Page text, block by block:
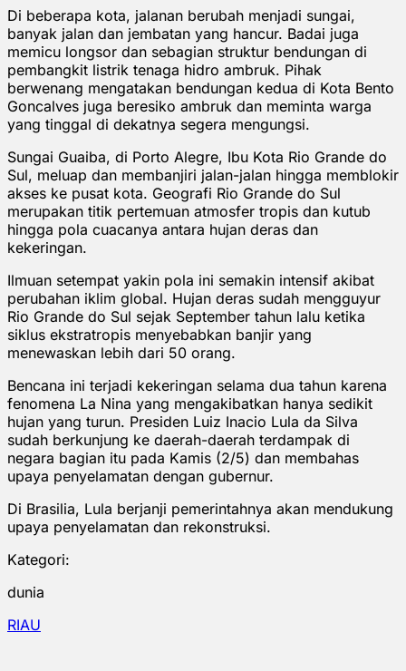
Di beberapa kota, jalanan berubah menjadi sungai,
banyak jalan dan jembatan yang hancur. Badai juga
memicu longsor dan sebagian struktur bendungan di
pembangkit listrik tenaga hidro ambruk. Pihak
berwenang mengatakan bendungan kedua di Kota Bento
Goncalves juga beresiko ambruk dan meminta warga
yang tinggal di dekatnya segera mengungsi.
Sungai Guaiba, di Porto Alegre, Ibu Kota Rio Grande do
Sul, meluap dan membanjiri jalan-jalan hingga memblokir
akses ke pusat kota. Geografi Rio Grande do Sul
merupakan titik pertemuan atmosfer tropis dan kutub
hingga pola cuacanya antara hujan deras dan
kekeringan.
Ilmuan setempat yakin pola ini semakin intensif akibat
perubahan iklim global. Hujan deras sudah mengguyur
Rio Grande do Sul sejak September tahun lalu ketika
siklus ekstratropis menyebabkan banjir yang
menewaskan lebih dari 50 orang.
Bencana ini terjadi kekeringan selama dua tahun karena
fenomena La Nina yang mengakibatkan hanya sedikit
hujan yang turun. Presiden Luiz Inacio Lula da Silva
sudah berkunjung ke daerah-daerah terdampak di
negara bagian itu pada Kamis (2/5) dan membahas
upaya penyelamatan dengan gubernur.
Di Brasilia, Lula berjanji pemerintahnya akan mendukung
upaya penyelamatan dan rekonstruksi.
Kategori:
dunia
RIAU